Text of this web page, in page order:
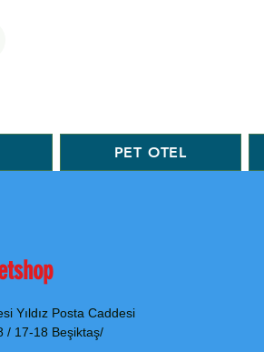
PET OTEL
Yıldız Posta Caddesi
/ 17-18 Beşiktaş/